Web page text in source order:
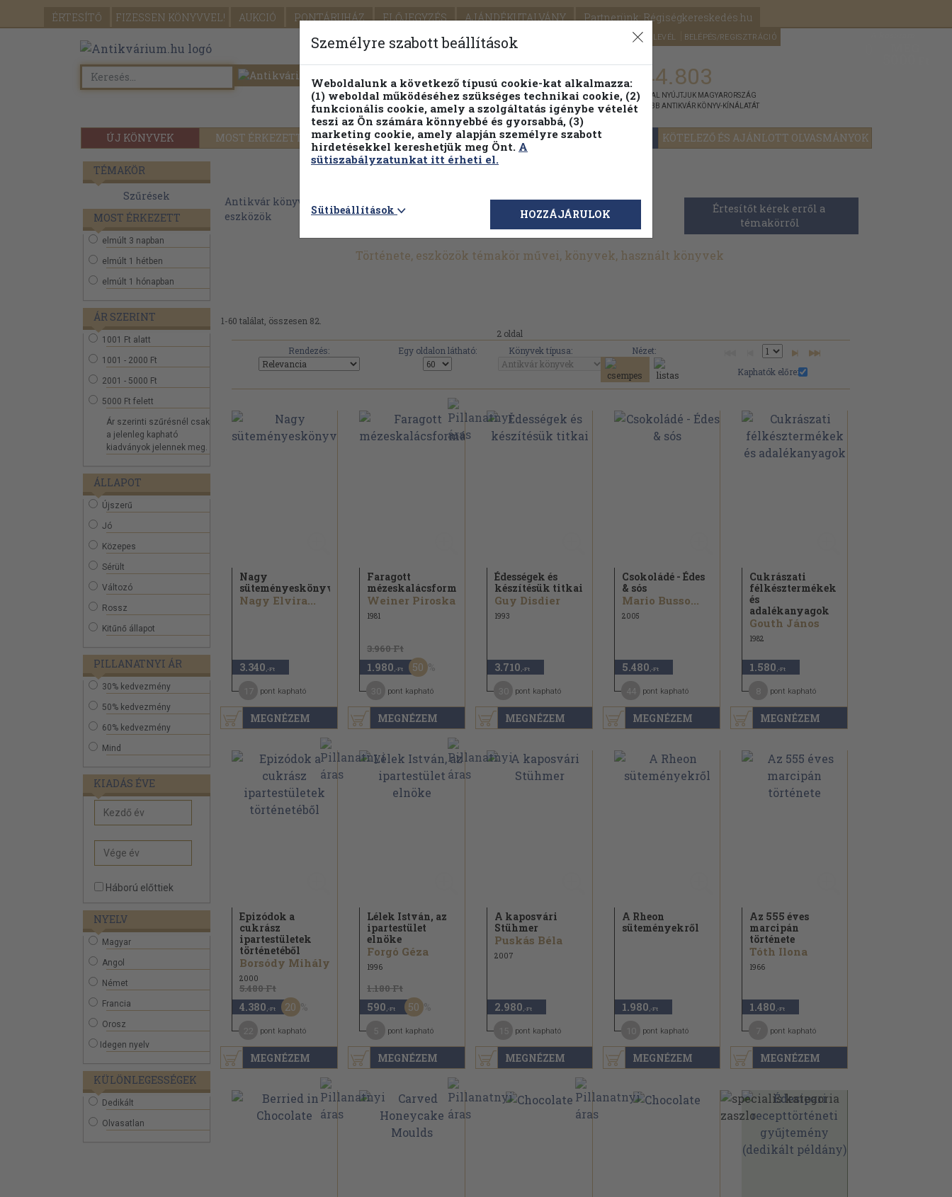
ÉRTESÍTŐ FIZESSEN KÖNYVVEL! AUKCIÓ PONTÁRUHÁZ ELŐJEGYZÉS AJÁNDÉKUTALVÁNY Partnerünk: Régiségkereskedés.hu
SEGÍTSÉG HÍRLEVÉL BELÉPÉS/REGISZTRÁCIÓ
ÚJ KÖNYVEK MOST ÉRKEZETT PILLANATNYI ÁRAINK FENNTARTHATÓ OLVASMÁNYOK KÖTELEZŐ ÉS AJÁNLOTT OLVASMÁNYOK
Részletes kereső Témaköri fa 1.144.803
KIADVÁNNYAL NYÚJTJUK MAGYARORSZÁG
LEGNAGYOBB ANTIKVÁR KÖNYV-KÍNÁLATÁT
TÉMAKÖR
Szűrések
MOST ÉRKEZETT
elmúlt 3 napban
elmúlt 1 hétben
elmúlt 1 hónapban
ÁR SZERINT
1001 Ft alatt
1001 - 2000 Ft
2001 - 5000 Ft
5000 Ft felett
Ár szerinti szűrésnél csak
a jelenleg kapható
kiadványok jelennek meg.
ÁLLAPOT
Újszerű
Jó
Közepes
Sérült
Változó
Rossz
Kitűnő állapot
PILLANATNYI ÁR
30% kedvezmény
50% kedvezmény
60% kedvezmény
Mind
KIADÁS ÉVE
Háború előttiek
NYELV
Magyar
Angol
Német
Francia
Orosz
Idegen nyelv
KÜLÖNLEGESSÉGEK
Dedikált
Olvasatlan
Antikvár könyvek >Cukrászat>Története,
eszközök
Értesítőt kérek erről a
témakörről
Története, eszközök témakör művei, könyvek, használt könyvek
1-60 találat, összesen 82.
2 oldal
Rendezés:
Egy oldalon látható: Könyvek típusa:
Nézet:
Kaphatók előre:
MEGNÉZEM
Nagy
süteményeskönyv
Nagy Elvira...
3.340 ,-Ft
pont kapható
MEGNÉZEM
Faragott
mézeskalácsformák
Weiner Piroska
1981
3.960 Ft
1.980 ,-Ft 50
pont kapható
MEGNÉZEM
Édességek és
készítésük titkai
Guy Disdier
1993
3.710 ,-Ft
pont kapható
MEGNÉZEM
Csokoládé - Édes
& sós
Mario Busso...
2005
5.480 ,-Ft
pont kapható
MEGNÉZEM
Cukrászati
félkésztermékek
és
adalékanyagok
Gouth János
1982
1.580 ,-Ft
pont kapható
MEGNÉZEM
Epizódok a
cukrász
ipartestületek
történetéből
Borsódy Mihály
2000
5.480 Ft
4.380 ,-Ft 20
pont kapható
MEGNÉZEM
Lélek István, az
ipartestület
elnöke
Forgó Géza
1996
1.180 Ft
590 ,-Ft 50
pont kapható
MEGNÉZEM
A kaposvári
Stühmer
Puskás Béla
2007
2.980 ,-Ft
pont kapható
MEGNÉZEM
A Rheon
süteményekről
1.980 ,-Ft
pont kapható
MEGNÉZEM
Az 555 éves
marcipán
története
Tóth Ilona
1966
1.480 ,-Ft
pont kapható
Személyre szabott beállítások
Weboldalunk a következő típusú cookie-kat alkalmazza:
(1) weboldal működéséhez szükséges technikai cookie, (2)
funkcionális cookie, amely a szolgáltatás igénybe vételét
teszi az Ön számára könnyebbé és gyorsabbá, (3)
marketing cookie, amely alapján személyre szabott
hirdetésekkel kereshetjük meg Önt. A
sütiszabályzatunkat itt érheti el.
Sütibeállítások HOZZÁJÁRULOK